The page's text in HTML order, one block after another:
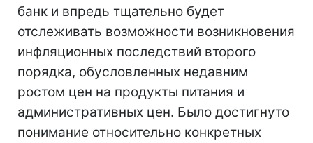
банк и впредь тщательно будет
отслеживать возможности возникновения
инфляционных последствий второго
порядка, обусловленных недавним
ростом цен на продукты питания и
административных цен. Было достигнуто
понимание относительно конкретных